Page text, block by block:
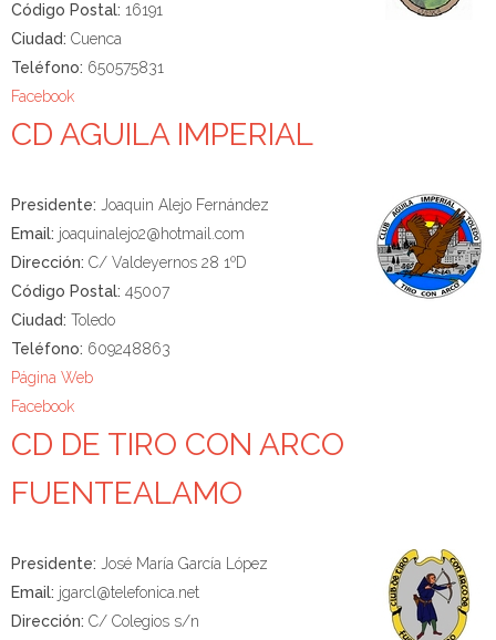
Código Postal: 16191
Ciudad: Cuenca
Teléfono: 650575831
Facebook
CD AGUILA IMPERIAL
Presidente: Joaquin Alejo Fernández
Email: joaquinalejo2@hotmail.com
Dirección: C/ Valdeyernos 28 1ºD
Código Postal: 45007
Ciudad: Toledo
Teléfono: 609248863
Página Web
Facebook
CD DE TIRO CON ARCO
FUENTEALAMO
Presidente: José María García López
Email: jgarcl@telefonica.net
Dirección: C/ Colegios s/n